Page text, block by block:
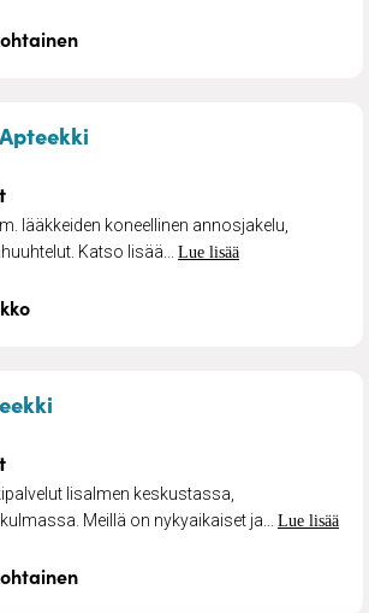
lääkkeiden koneellinen annosjakelu,
Katso lisää... Lue lisää
Iisalmen keskustassa,
Meillä on nykyaikaiset ja... Lue lisää